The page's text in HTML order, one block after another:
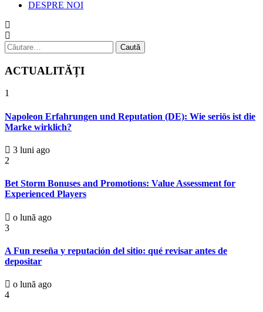
DESPRE NOI
Caută
după:
ACTUALITĂȚI
1
Napoleon Erfahrungen und Reputation (DE): Wie seriös ist die
Marke wirklich?
3 luni ago
2
Bet Storm Bonuses and Promotions: Value Assessment for
Experienced Players
o lună ago
3
A Fun reseña y reputación del sitio: qué revisar antes de
depositar
o lună ago
4